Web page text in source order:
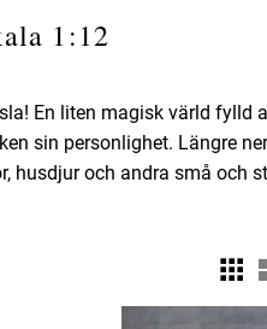
1:12
En liten magisk värld fylld
sin personlighet. Längre
husdjur och andra små och